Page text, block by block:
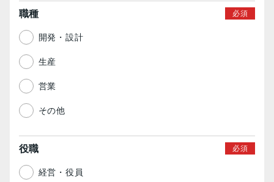
職種
開発・設計
生産
営業
その他
役職
経営・役員